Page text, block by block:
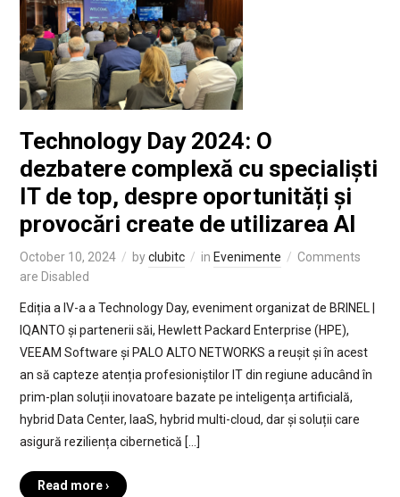
Technology Day 2024: O
dezbatere complexă cu specialiști
IT de top, despre oportunități și
provocări create de utilizarea AI
October 10, 2024 byclubitc in Evenimente
Comments
are Disabled
Ediția a IV-a a Technology Day, eveniment organizat de BRINEL |
IQANTO și partenerii săi, Hewlett Packard Enterprise (HPE),
VEEAM Software și PALO ALTO NETWORKS a reușit și în acest
an să capteze atenția profesioniștilor IT din regiune aducând în
prim-plan soluții inovatoare bazate pe inteligența artificială,
hybrid Data Center, IaaS, hybrid multi-cloud, dar și soluții care
asigură reziliența cibernetică […]
Read more ›